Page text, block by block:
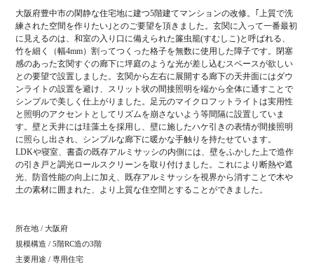
大阪府豊中市の閑静な住宅地に建つ5階建てマンションの改修。｢上質で洗
練された空間を作りたい｣とのご要望を頂きました。玄関に入って一番最初
に見えるのは、和室の入り口に備えられた簾虫籠(すむしこ)と呼ばれる、
竹を細く（幅4mm）割ってつくった格子を無数に使用した障子です。閉塞
感のあった玄関すぐの廊下に坪庭のような光が差し込むスペースが欲しい
との要望で設置しました。玄関から左右に展開する廊下の天井面にはダウ
ンライトの設置を避け、スリット状の間接照明を端から全体に通すことで
シンプルで美しく仕上がりました。足元のマイクロフットライトは実用性
と照明のアクセントとしてリズムを崩さないよう等間隔に設置していま
す。壁と天井には珪藻土を採用し、壁に施したハケ引きの表情が間接照明
に照らし出され、シンプルな廊下に暖かな手触りを持たせています。
LDKや寝室、書斎の既存アルミサッシの内側には、壁をふかした上で造作
の引き戸と調光ロールスクリーンを取り付けました。これにより断熱や遮
光、防音性能の向上に加え、既存アルミサッシを視界から消すことで木や
土の素材に囲まれた、より上質な住空間とすることができました。
所在地 / 大阪府
規模構造 / 5階RC造の3階
主要用途 / 専用住宅